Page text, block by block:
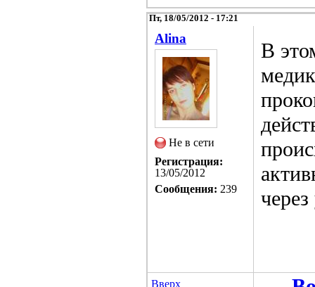
Пт, 18/05/2012 - 17:21
Alina
Не в сети
Регистрация:
13/05/2012
Сообщения: 239
В
Вверх